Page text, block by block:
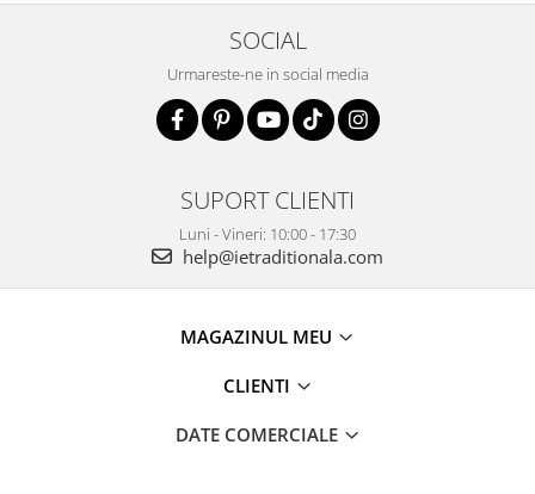
SOCIAL
Urmareste-ne in social media
SUPORT CLIENTI
Luni - Vineri: 10:00 - 17:30
help@ietraditionala.com
MAGAZINUL MEU
CLIENTI
DATE COMERCIALE